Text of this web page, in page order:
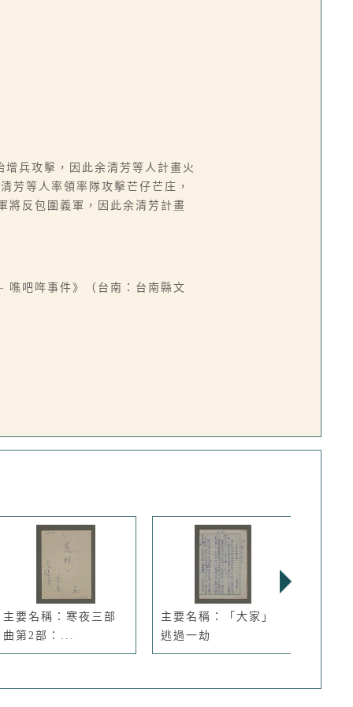
兵攻擊，因此余清芳等人計畫火
芳等人率領率隊攻擊芒仔芒庄，
將反包圍義軍，因此余清芳計畫
吧哖事件》（台南：台南縣文
主要名稱：寒夜三部
曲第2部：...
主要名稱：「大家」
逃過一劫